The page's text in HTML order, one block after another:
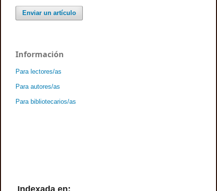
Enviar un artículo
Información
Para lectores/as
Para autores/as
Para bibliotecarios/as
Indexada en: